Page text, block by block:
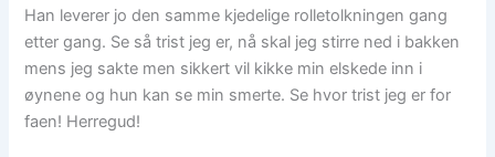
Han leverer jo den samme kjedelige rolletolkningen gang
etter gang. Se så trist jeg er, nå skal jeg stirre ned i bakken
mens jeg sakte men sikkert vil kikke min elskede inn i
øynene og hun kan se min smerte. Se hvor trist jeg er for
faen! Herregud!